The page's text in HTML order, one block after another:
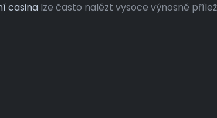
casina lze často nalézt vysoce výnosné